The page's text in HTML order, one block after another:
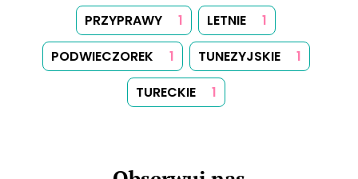
© 2026Yummy Recipes UK– Wszelkie prawa
zastrzeżone
Pełna treść lub jakakolwiek jej część nie może być powielana
ani wykorzystywana w jakikolwiek sposób bez wyraźnej
pisemnej zgody. Drukowanie przepisów na użytek własny jest
dozwolone.
Stworzony przy użyciuHugo, PrzezDariusz Więckiewicz